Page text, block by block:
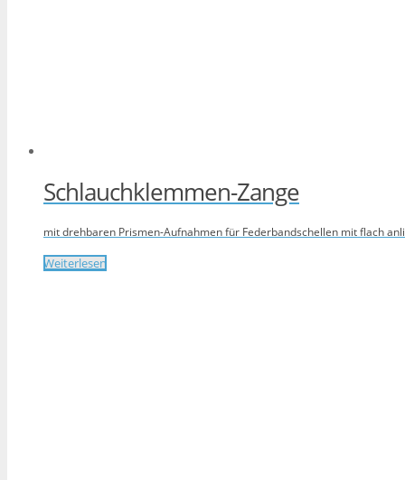
Schlauchklemmen-Zange
mit drehbaren Prismen-Aufnahmen für Federbandschellen mit flach
Weiterlesen